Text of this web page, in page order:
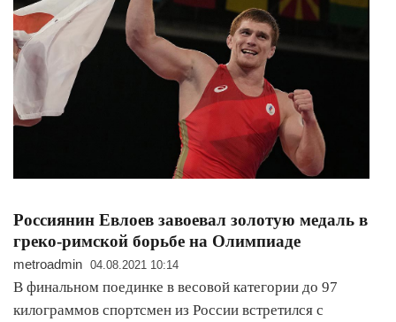
Россиянин Евлоев завоевал золотую медаль в
греко-римской борьбе на Олимпиаде
metroadmin 04.08.2021 10:14
В финальном поединке в весовой категории до 97
килограммов спортсмен из России встретился с